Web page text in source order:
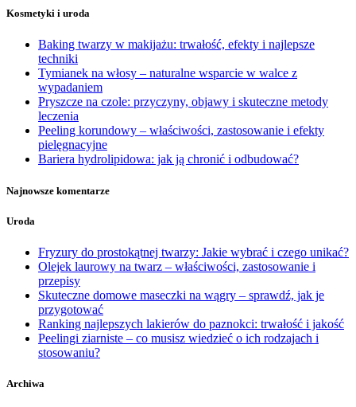
Kosmetyki i uroda
Baking twarzy w makijażu: trwałość, efekty i najlepsze
techniki
Tymianek na włosy – naturalne wsparcie w walce z
wypadaniem
Pryszcze na czole: przyczyny, objawy i skuteczne metody
leczenia
Peeling korundowy – właściwości, zastosowanie i efekty
pielęgnacyjne
Bariera hydrolipidowa: jak ją chronić i odbudować?
Najnowsze komentarze
Uroda
Fryzury do prostokątnej twarzy: Jakie wybrać i czego unikać?
Olejek laurowy na twarz – właściwości, zastosowanie i
przepisy
Skuteczne domowe maseczki na wągry – sprawdź, jak je
przygotować
Ranking najlepszych lakierów do paznokci: trwałość i jakość
Peelingi ziarniste – co musisz wiedzieć o ich rodzajach i
stosowaniu?
Archiwa